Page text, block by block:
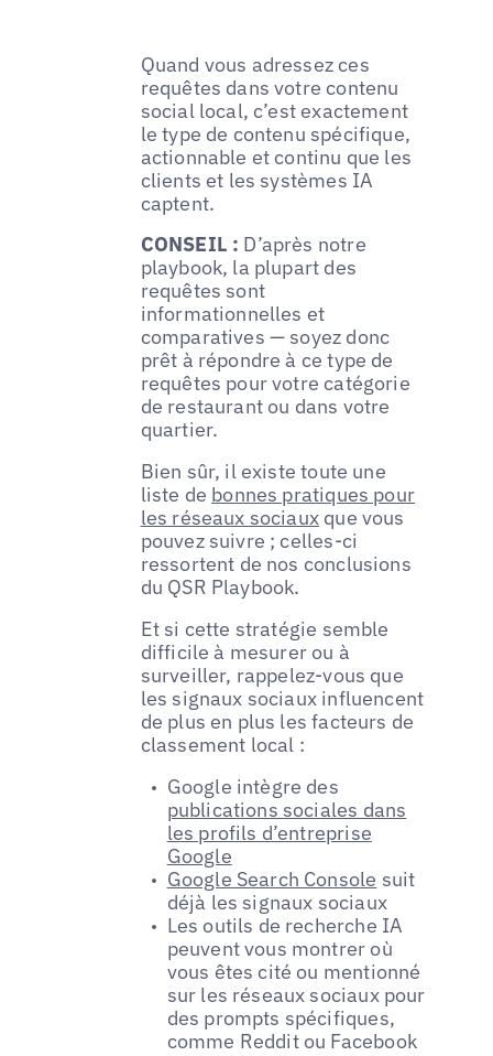
Quand vous adressez ces
requêtes dans votre contenu
social local, c’est exactement
le type de contenu spécifique,
actionnable et continu que les
clients et les systèmes IA
captent.
CONSEIL : D’après notre
playbook, la plupart des
requêtes sont
informationnelles et
comparatives — soyez donc
prêt à répondre à ce type de
requêtes pour votre catégorie
de restaurant ou dans votre
quartier.
Bien sûr, il existe toute une
liste de bonnes pratiques pour
les réseaux sociaux que vous
pouvez suivre ; celles-ci
ressortent de nos conclusions
du QSR Playbook.
Et si cette stratégie semble
difficile à mesurer ou à
surveiller, rappelez-vous que
les signaux sociaux influencent
de plus en plus les facteurs de
classement local :
Google intègre des
publications sociales dans
les profils d’entreprise
Google
Google Search Console suit
déjà les signaux sociaux
Les outils de recherche IA
peuvent vous montrer où
vous êtes cité ou mentionné
sur les réseaux sociaux pour
des prompts spécifiques,
comme Reddit ou Facebook